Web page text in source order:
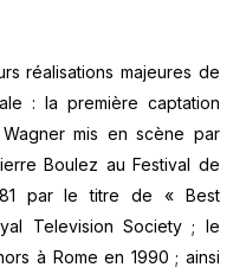
réalisations majeures de
: la première captation
mis en scène par
Boulez au Festival de
par le titre de « Best
Television Society ; le
à Rome en 1990 ; ainsi